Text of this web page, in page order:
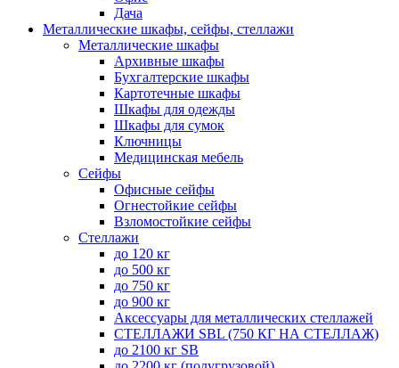
Дача
Металлические шкафы, сейфы, стеллажи
Металлические шкафы
Архивные шкафы
Бухгалтерские шкафы
Картотечные шкафы
Шкафы для одежды
Шкафы для сумок
Ключницы
Медицинская мебель
Сейфы
Офисные сейфы
Огнестойкие сейфы
Взломостойкие сейфы
Стеллажи
до 120 кг
до 500 кг
до 750 кг
до 900 кг
Аксессуары для металлических стеллажей
СТЕЛЛАЖИ SBL (750 КГ НА СТЕЛЛАЖ)
до 2100 кг SB